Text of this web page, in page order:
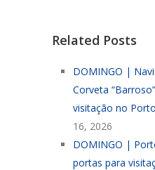
Related Posts
DOMINGO |
Corveta
visitação no
16, 2026
DOMINGO |
portas para